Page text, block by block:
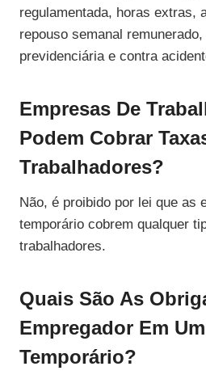
regulamentada, horas extras,
repouso semanal
previdenciária e contra
Empresas De
Podem Cobrar
Trabalhadores?
Não, é proibido por lei que as
temporário cobrem qualquer
trabalhadores.
Quais São As
Empregador Em
Temporário?